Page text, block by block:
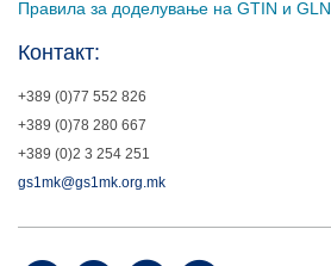
Правила за доделување на GTIN и GLN
Контакт:
+389 (0)77 552 826
+389 (0)78 280 667
+389 (0)2 3 254 251
gs1mk@gs1mk.org.mk